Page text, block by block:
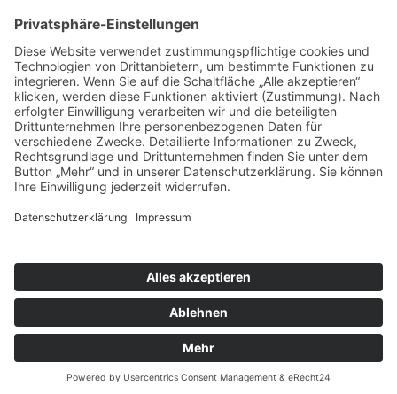
23. April 2023
Hamburger Klimaschutzbewegung
10. März 2023
News von Zukunft Elbinsel e.V.
Trauer um endgültiges AUS für das Wilhelmsburger
Krankenhaus zum 30.6.2026 25. Juni 2026
„Leichenschmaus fürs Krankenhaus“ am 10. 4. 2026 14.
April 2026
Erzbistum Hamburg beschliesst endgültiges Aus für
Krankenhaus Groß-Sand 22. März 2026
Neuer Flyer – Zukunft Elbinsel Wilhelmsburg stellt sich vor
A26-Ost ist (noch) nicht verhindert! 10. Februar 2026
© Bündnis Verkehrswende Hamburg
Datenschutz|Impressum